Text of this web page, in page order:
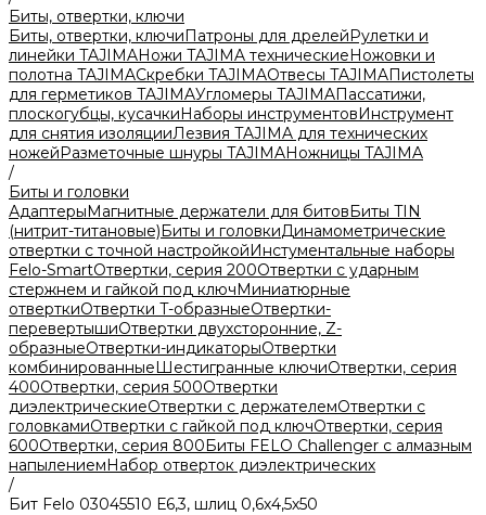
Биты, отвертки, ключи
Биты, отвертки, ключиПатроны для дрелейРулетки и
линейки TAJIMAНожи TAJIMA техническиеНожовки и
полотна TAJIMAСкребки TAJIMAОтвесы TAJIMAПистолеты
для герметиков TAJIMAУгломеры TAJIMAПассатижи,
плоскогубцы, кусачкиНаборы инструментовИнструмент
для снятия изоляцииЛезвия TAJIMA для технических
ножейРазметочные шнуры TAJIMAНожницы TAJIMA
/
Биты и головки
АдаптерыМагнитные держатели для битовБиты TIN
(нитрит-титановые)Биты и головкиДинамометрические
отвертки с точной настройкойИнстументальные наборы
Felo-SmartОтвертки, серия 200Отвертки с ударным
стержнем и гайкой под ключМиниатюрные
отверткиОтвертки T-образныеОтвертки-
перевертышиОтвертки двухсторонние, Z-
образныеОтвертки-индикаторыОтвертки
комбинированныеШестигранные ключиОтвертки, серия
400Отвертки, серия 500Отвертки
диэлектрическиеОтвертки с держателемОтвертки с
головкамиОтвертки с гайкой под ключОтвертки, серия
600Отвертки, серия 800Биты FELO Challenger с алмазным
напылениемНабор отверток диэлектрических
/
Бит Felo 03045510 Е6,3, шлиц 0,6х4,5х50